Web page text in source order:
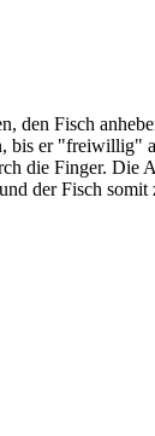
den Fisch
bis er "freiwillig"
die Finger. Die
der Fisch somit